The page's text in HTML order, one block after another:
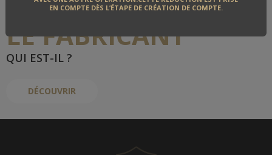
EN COMPTE DÈS L’ÉTAPE DE CRÉATION DE COMPTE.
LE FABRICANT
QUI EST-IL ?
DÉCOUVRIR